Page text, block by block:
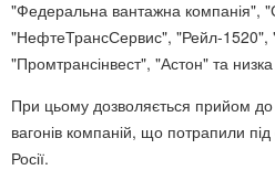
"Федеральна вантажна компанія",
"НефтеТрансСервис", "Рейл-1520",
"Промтрансінвест", "Астон" та
При цьому дозволяється прийом до
вагонів компаній, що потрапили
Росії.